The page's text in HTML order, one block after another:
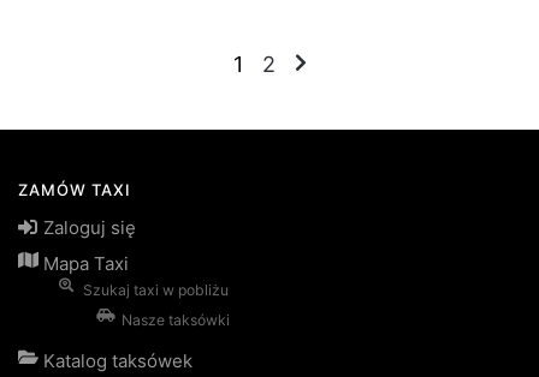
Stronicowanie
1 2
ZAMÓW TAXI
Zaloguj się
Mapa Taxi
Szukaj taxi w pobliżu
Nasze taksówki
Katalog taksówek